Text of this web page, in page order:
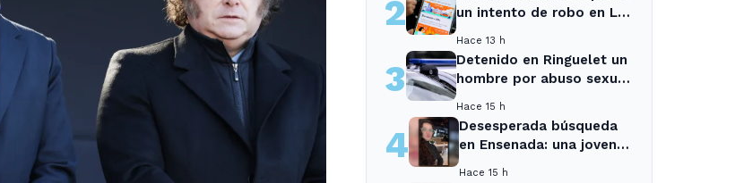
2
un intento de robo en La
Hace 13 h
3
Detenido en Ringuelet un
hombre por abuso sexual
Hace 15 h
4
Desesperada búsqueda
en Ensenada: una joven
Hace 15 h